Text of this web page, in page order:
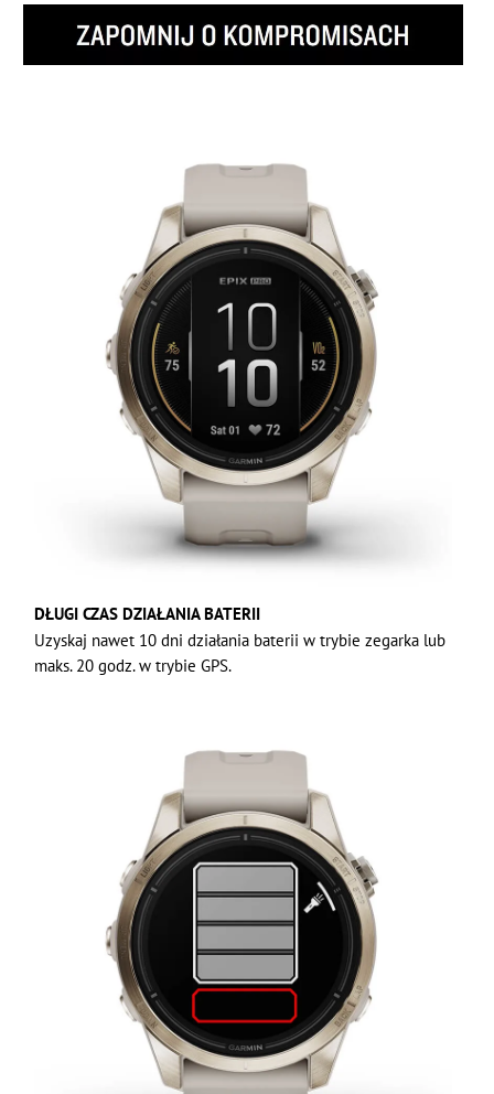
DŁUGI CZAS DZIAŁANIA BATERII
Uzyskaj nawet 10 dni działania baterii w trybie zegarka lub
maks. 20 godz. w trybie GPS.